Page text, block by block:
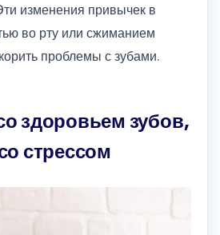
изменения привычек в
во рту или сжиманием
проблемы с зубами.
здоровьем зубов,
стрессом